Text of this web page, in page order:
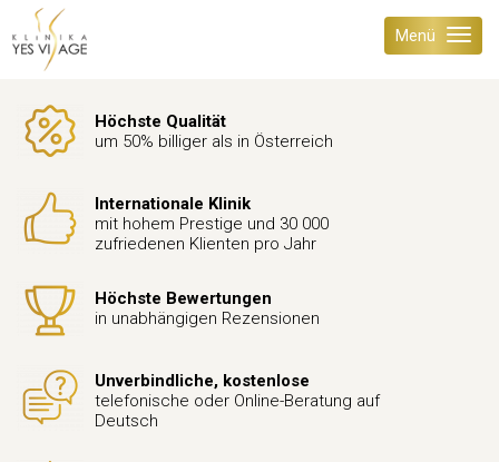
Menü
Höchste Qualität
um 50% billiger als in Österreich
Internationale Klinik
mit hohem Prestige und 30 000
zufriedenen Klienten pro Jahr
Höchste Bewertungen
in unabhängigen Rezensionen
Unverbindliche, kostenlose
telefonische oder Online-Beratung auf
Deutsch